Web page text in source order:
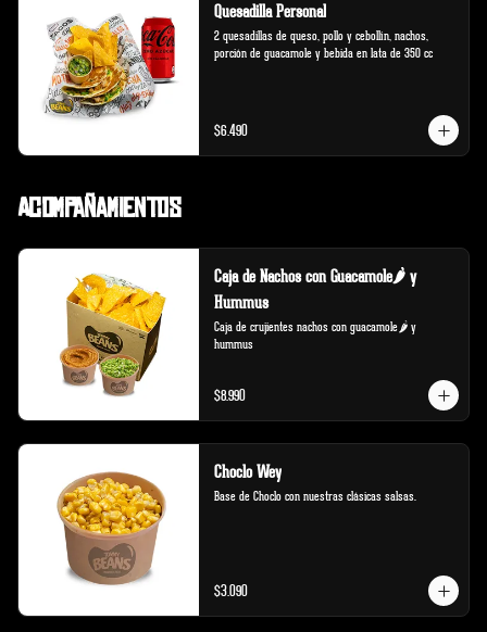
Quesadilla Personal
2 quesadillas de queso, pollo y cebollín, nachos,
porción de guacamole y bebida en lata de 350 cc
$6.490
Acompañamientos
Caja de Nachos con Guacamole🌶️ y
Hummus
Caja de crujientes nachos con guacamole🌶️ y
hummus
$8.990
Choclo Wey
Base de Choclo con nuestras clásicas salsas.
$3.090